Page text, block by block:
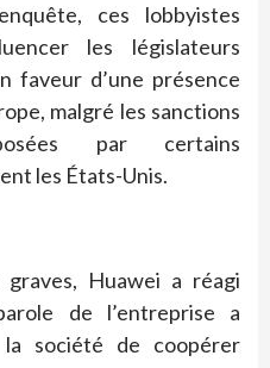
ces lobbyistes
les législateurs
faveur d’une présence
malgré les sanctions
par certains
les États-Unis.
graves, Huawei a réagi
de l’entreprise a
société de coopérer